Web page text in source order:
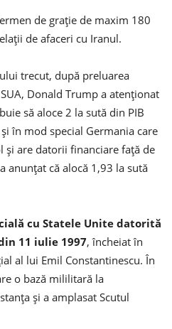
de grație de maxim 180
de afaceri cu Iranul.
trecut, după preluarea
Donald Trump a atenționat
să aloce 2 la sută din PIB
în mod special Germania care
și are datorii financiare față de
anunțat că alocă 1,93 la sută
cu Statele Unite datorită
11 iulie 1997, încheiat în
al lui Emil Constantinescu. În
o bază mililitară la
și a amplasat Scutul